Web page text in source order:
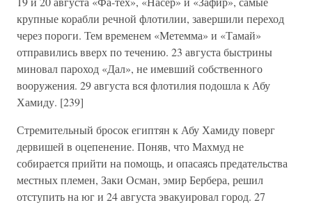
крупные корабли речной флотилии, завершили переход
через пороги. Тем временем «Метемма» и «Тамай»
отправились вверх по течению. 23 августа быстрины
миновал пароход «Дал», не имевший собственного
вооружения. 29 августа вся флотилия подошла к Абу
Хамиду. [239]
Стремительный бросок египтян к Абу Хамиду поверг
дервишей в оцепенение. Поняв, что Махмуд не
собирается прийти на помощь, и опасаясь предательства
местных племен, Заки Осман, эмир Бербера, решил
отступить на юг и 24 августа эвакуировал город. 27